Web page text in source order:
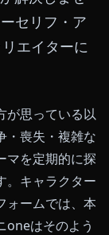
セリフ・ア
エイターに
が思っている以
・喪失・複雑な
マを定期的に探
。キャラクター
ォームでは、本
oneはそのよう